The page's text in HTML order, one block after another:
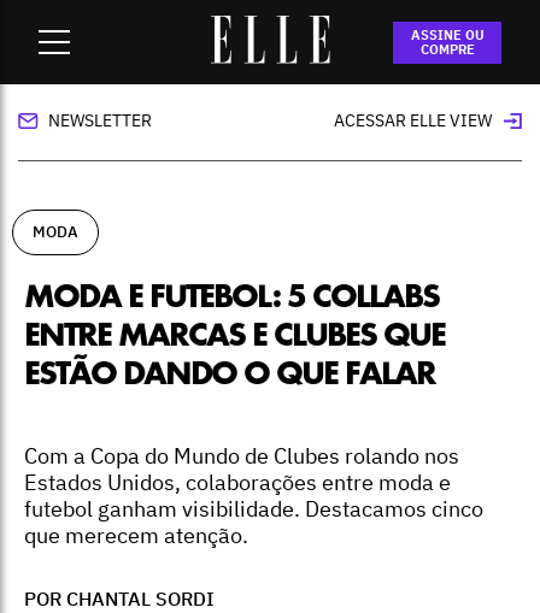
ASSINE OU
COMPRE
Moda e futebol: 5 collabs entre marcas e
clubes que estão dando o que falar
NEWSLETTER ACESSAR ELLE VIEW
MODA
MODA E FUTEBOL: 5 COLLABS
ENTRE MARCAS E CLUBES QUE
ESTÃO DANDO O QUE FALAR
Com a Copa do Mundo de Clubes rolando nos
Estados Unidos, colaborações entre moda e
futebol ganham visibilidade. Destacamos cinco
que merecem atenção.
POR CHANTAL SORDI